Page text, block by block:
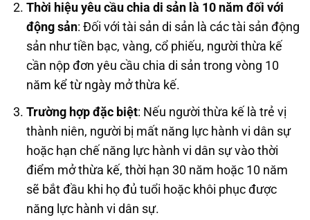
Thời hiệu yêu cầu chia di sản là 10 năm đối với
động sản: Đối với tài sản di sản là các tài sản động
sản như tiền bạc, vàng, cổ phiếu, người thừa kế
cần nộp đơn yêu cầu chia di sản trong vòng 10
năm kể từ ngày mở thừa kế.
Trường hợp đặc biệt: Nếu người thừa kế là trẻ vị
thành niên, người bị mất năng lực hành vi dân sự
hoặc hạn chế năng lực hành vi dân sự vào thời
điểm mở thừa kế, thời hạn 30 năm hoặc 10 năm
sẽ bắt đầu khi họ đủ tuổi hoặc khôi phục được
năng lực hành vi dân sự.